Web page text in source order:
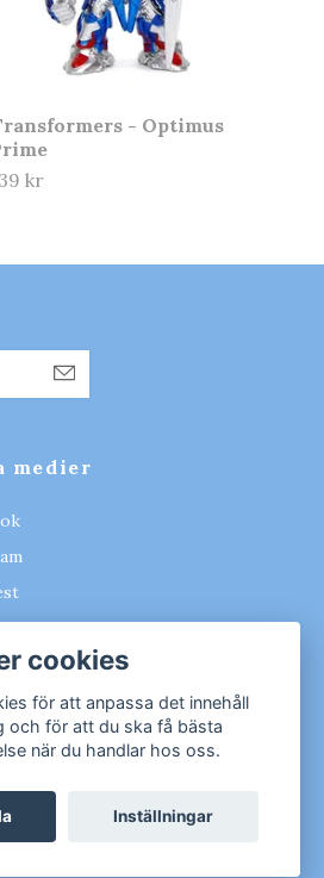
- Optimus
kr
medier
cookies
för att anpassa det innehåll
och för att du ska få bästa
när du handlar hos oss.
Inställningar